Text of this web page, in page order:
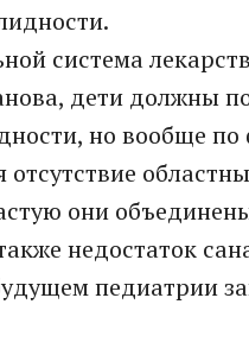
система
дети должны
но вообще
отсутствие
они
недостаток
педиатрии